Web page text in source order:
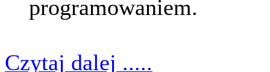
programowaniem.
Czytaj dalej .....